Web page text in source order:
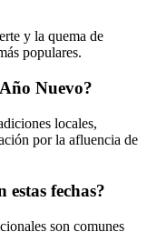
y la quema de
populares.
Nuevo?
locales,
por la afluencia de
estas fechas?
son comunes